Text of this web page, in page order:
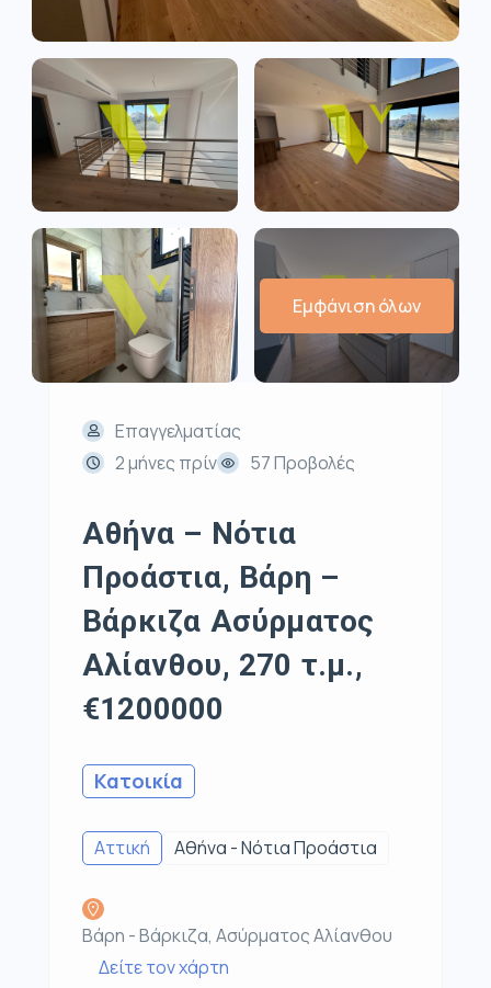
Εμφάνιση όλων
Επαγγελματίας
2 μήνες πρίν
57 Προβολές
Αθήνα – Νότια
Προάστια, Βάρη –
Βάρκιζα Ασύρματος
Αλίανθου, 270 τ.μ.,
€1200000
Κατοικία
Αττική Αθήνα - Νότια Προάστια
Βάρη - Βάρκιζα, Ασύρματος Αλίανθου
Δείτε τον χάρτη